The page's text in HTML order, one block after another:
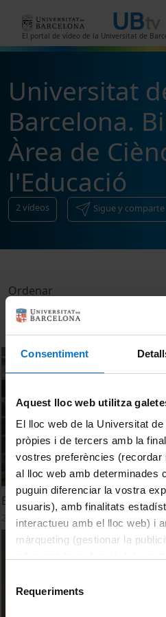
Consentiment
Aquest lloc web utilitza
El lloc web de la Universitat
pròpies i de tercers amb la
vostres preferències (recordar
al lloc web amb determinades
puguin diferenciar la vostra
usuaris), amb finalitats
interactueu amb el lloc web) i
màrqueting (gestionar la
consultar laPolítica de
Requeriments
El portal de vídeo de la Universitat de
Universitat
Barcelona.
Àrea de
l'Educació
2vídeos Sigue y comparte
Ordenar
Biblioteca Divisió V - Castellà
25 Enero, 1993